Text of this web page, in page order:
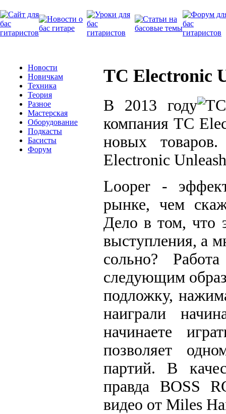
Новости
Новичкам
Техника
Теория
Разное
Мастерская
Оборудование
Подкасты
Басисты
Форум
TC Electronic
В 2013 году
компания TC
новых
Electronic
Looper -
рынке, чем
Дело в том, что
выступления, а
сольно?
следующим
подложку,
наиграли
начинаете
позволяет
партий. В
правда BOSS
видео от Miles